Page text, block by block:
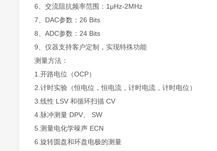
6、 交流阻抗频率范围：1μHz-2MHz
7、 DAC参数：26 Bits
8、 ADC参数：24 Bits
9、 仪器支持客户定制，实现特殊功能
测量方法：
1. 开路电位（OCP）
2. 计时实验（恒电位，恒电流，计时电流，计时电位）
3. 线性 LSV 和循环扫描 CV
4. 脉冲测量 DPV、 SW
5. 测量电化学噪声 ECN
6. 旋转圆盘和环盘电极的测量